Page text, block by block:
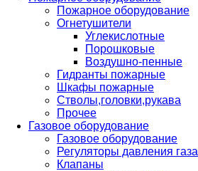
Пожарное оборудование
Огнетушители
Углекислотные
Порошковые
Воздушно-пенные
Гидранты пожарные
Шкафы пожарные
Стволы,головки,рукава
Прочее
Газовое оборудование
Газовое оборудование
Регуляторы давления газа
Клапаны